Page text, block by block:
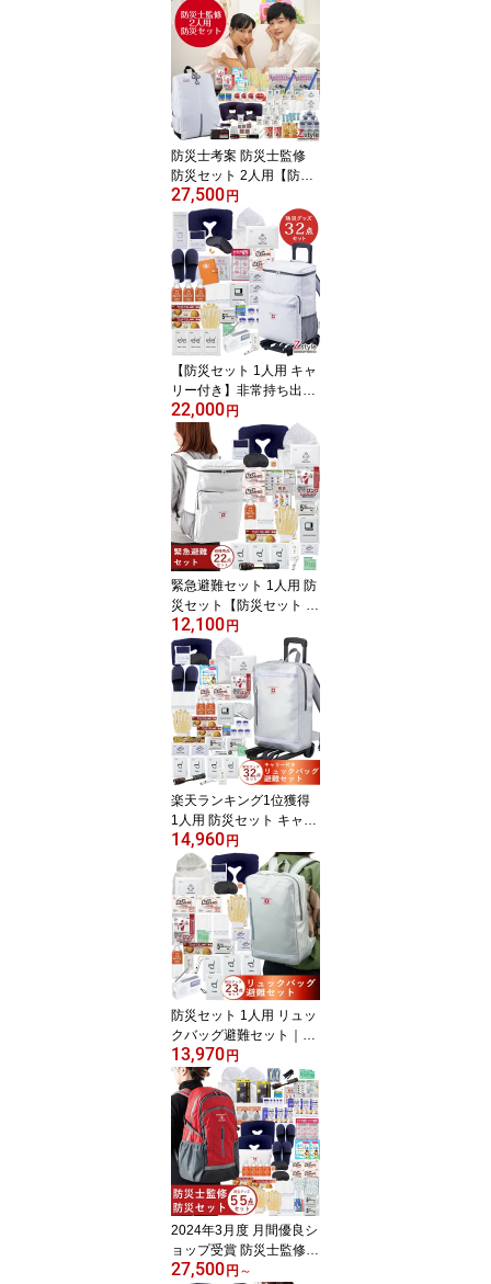
き 2024年3月度 月間優
良ショップ受賞 楽天ラン
キング1位 防災セット 1
人用 防災グッズ 避難用
リュック 防災ラジオ モ
バイル充電 保存水 食料
非常食 カイロ 緊急用品 3
0点
防災士考案 防災士監修
防災セット 2人用【防災
リュック 防災グッズ 災
害対策 防災用品 保存食
保存水 エアーマット ラ
ジオ ライト 非常用トイ
レ 女性 男性 中身 最低
限】
27,500円
【防災セット 1人用 キャ
リー付き】非常持ち出し
袋 32点セット｜地震・
台風・豪雨・停電対策に
おすすめ｜保存水・保存
食・簡易トイレ・ラジオ
ライト・防寒グッズ・衛
生用品・快眠アイテム完
備｜災害時の避難に最適
な防災グッズ｜女性・高
齢者にもおすすめ｜送料
無料
22,000円
緊急避難セット 1人用 防
災セット【防災セット 防
災リュック 防災グッズ
防災用品 避難セット 避
難用品 防災セット 1人用
非常持ち出し袋 非常持ち
出しセット 撥水素材 タ
ーポリン 避難グッズ 防
災セット中身 防災セット
在庫有り】
12,100円
楽天ランキング1位獲得
1人用 防災セット キャリ
ーカート付き リュックバ
ック 避難セット【防災セ
ット 防災グッズ 防災セ
ット 一人用 防災リュッ
ク 避難グッズ 避難セッ
ト】
14,960円
防災セット 1人用 リュッ
クバッグ避難セット｜保
存水 500ml・非常食ライ
スクッキー・非常用トイ
レ4回分・多機能ダイナ
モラジオライト・レイン
コート・カイロ・マス
ク・ウェットティッシ
ュ・首枕・耳栓・アイマ
スク入り｜防災グッズ 災
害対策 地震 台風 停電 高
齢者 女性向け
13,970円
2024年3月度 月間優良シ
ョップ受賞 防災士監修
防災リュック 避難セッ
27,500円 ～